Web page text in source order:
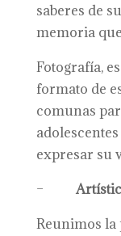
saberes de
memoria
Fotografía,
formato de
comunas
expresar su
–
Reunimos la